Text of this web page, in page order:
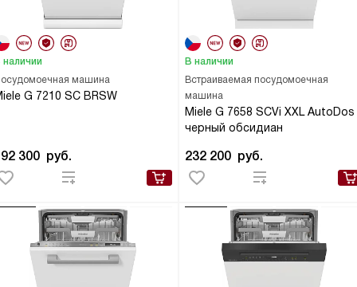
машина
G 7210 SC BRSW
наличии
300 руб.
Встраиваемая посудомоечная
машина
Miele G 7658 SCVi XXL AutoDos
черный обсидиан
В наличии
232 200 руб.